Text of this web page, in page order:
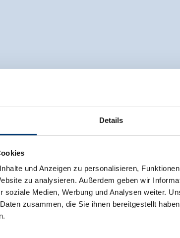
Details
und Anzeigen zu personalisieren,
zu analysieren. Außerdem geben wir
soziale Medien, Werbung und Analysen weiter.
zusammen, die Sie ihnen bereitgestellt